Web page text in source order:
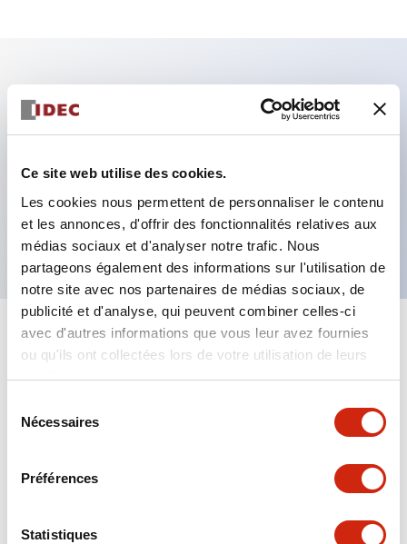
Ce site web utilise des cookies.
Les cookies nous permettent de personnaliser le contenu
et les annonces, d'offrir des fonctionnalités relatives aux
médias sociaux et d'analyser notre trafic. Nous
partageons également des informations sur l'utilisation de
notre site avec nos partenaires de médias sociaux, de
publicité et d'analyse, qui peuvent combiner celles-ci
avec d'autres informations que vous leur avez fournies
ou qu'ils ont collectées lors de votre utilisation de leurs
services.
Nécessaires
Préférences
Statistiques
Caractéristiques clés
Le commutateur sélecteur avec clé adopte une
structure à goupille à cylindre haute sécurité
La structure de protection est IP65 (IEC60529)
Spécifications
Aesthetic Specifications
Electrical Specifications (rated illuminated